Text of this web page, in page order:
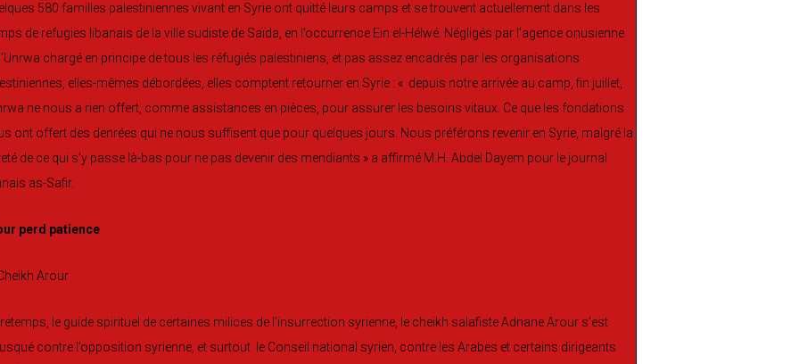
580 familles palestiniennes vivant en Syrie ont quitté leurs camps et se trouvent actuellement dans les
de refugies libanais de la ville sudiste de Saïda, en l’occurrence Ein el-Hélwé. Négligés par l’agence onusienne
chargé en principe de tous les réfugiés palestiniens, et pas assez encadrés par les organisations
elles-mêmes débordées, elles comptent retourner en Syrie : « depuis notre arrivée au camp, fin juillet,
ne nous a rien offert, comme assistances en pièces, pour assurer les besoins vitaux. Ce que les fondations
ont offert des denrées qui ne nous suffisent que pour quelques jours. Nous préférons revenir en Syrie, malgré la
de ce qui s’y passe là-bas pour ne pas devenir des mendiants » a affirmé M.H. Abdel Dayem pour le journal
as-Safir.
perd patience
le guide spirituel de certaines milices de l’insurrection syrienne, le cheikh salafiste Adnane Arour s’est
contre l’opposition syrienne, et surtout le Conseil national syrien, contre les Arabes et certains dirigeants